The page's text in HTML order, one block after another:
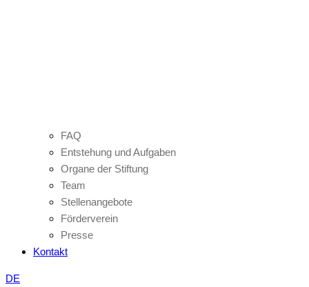
FAQ
Entstehung und Aufgaben
Organe der Stiftung
Team
Stellenangebote
Förderverein
Presse
Kontakt
DE